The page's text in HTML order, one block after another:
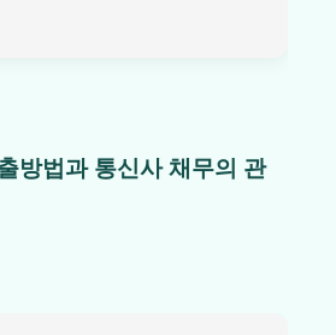
방법과 통신사 채무의 관